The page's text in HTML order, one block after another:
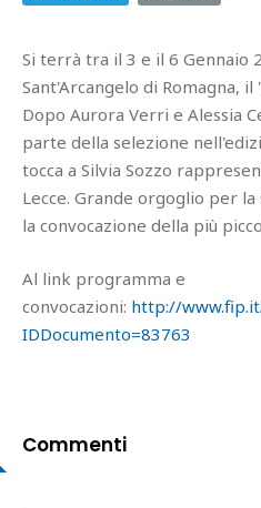
Si terrà tra il 3 e il 6 Gennaio
Sant'Arcangelo di Romagna,
Dopo Aurora Verri e Alessia
parte della selezione
tocca a Silvia Sozzo
Lecce. Grande orgoglio per
la convocazione della più
Al link programma e
convocazioni: http://
IDDocumento=83763
Commenti